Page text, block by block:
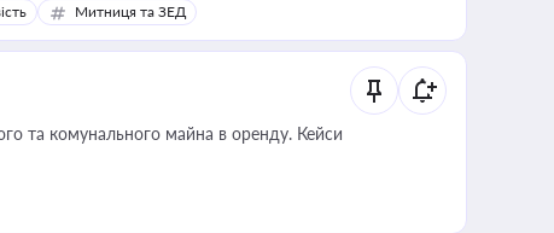
Митниця та ЗЕД
та комунального майна в оренду. Кейси